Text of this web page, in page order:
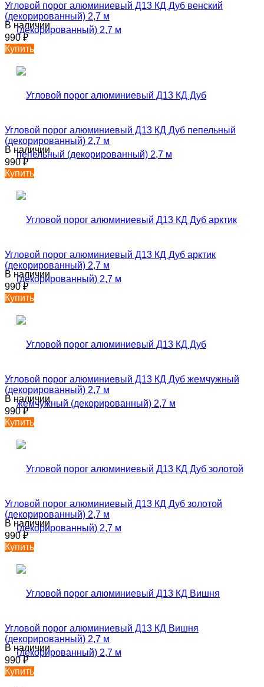
Угловой порог алюминиевый Д13 КД Дуб венский
(декорированный) 2,7 м
В наличии
990 ₽
Купить
Угловой порог алюминиевый Д13 КД Дуб пепельный
(декорированный) 2,7 м
В наличии
990₽
Купить
Угловой порог алюминиевый Д13 КД Дуб арктик
(декорированный) 2,7 м
В наличии
990 ₽
Купить
Угловой порог алюминиевый Д13 КД Дуб жемчужный
(декорированный) 2,7 м
В наличии
990₽
Купить
Угловой порог алюминиевый Д13 КД Дуб золотой
(декорированный) 2,7 м
В наличии
990 ₽
Купить
Угловой порог алюминиевый Д13 КД Вишня
(декорированный) 2,7 м
В наличии
990 ₽
Купить